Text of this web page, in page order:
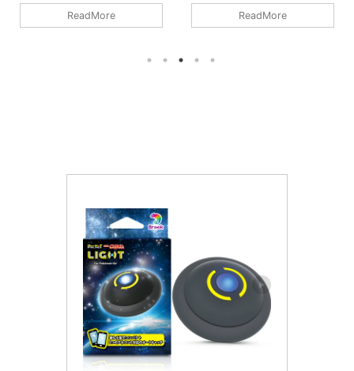
ドの対策や感想など。シャドウパ
ルキアは2人で討伐可能です。条
いきたいと思います。詳細につい
ては下記記事をご覧ください。
ReadMore
伐人数は8人以上です。シールド
を破るのが8人であって、参加者
ReadMore